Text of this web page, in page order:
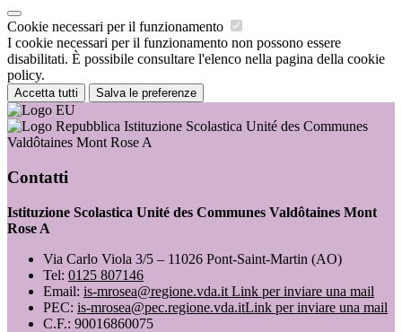
Cookie necessari per il funzionamento
I cookie necessari per il funzionamento non possono essere
disabilitati. È possibile consultare l'elenco nella pagina della cookie
policy.
Accetta tutti Salva le preferenze
Istituzione Scolastica Unité des Communes
Valdôtaines Mont Rose A
Contatti
Istituzione Scolastica Unité des Communes Valdôtaines Mont
Rose A
Via Carlo Viola 3/5 – 11026 Pont-Saint-Martin (AO)
Tel: 0125 807146
Email: is-mrosea@regione.vda.it Link per inviare una mail
PEC: is-mrosea@pec.regione.vda.itLink per inviare una mail
C.F.: 90016860075